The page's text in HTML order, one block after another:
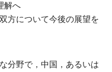
解へ
方について今後の展望を
分野で，中国，あるいは